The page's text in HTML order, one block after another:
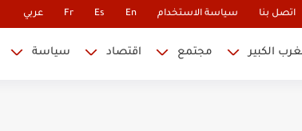
اتصل بنا سياسة الاستخدام En
Es
Fr عربي
الكبير مجتمع اقتصاد سياسة